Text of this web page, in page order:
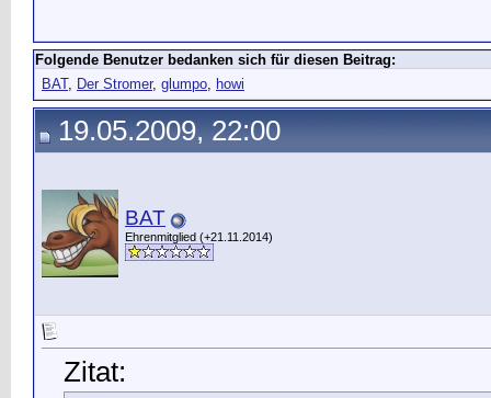
Folgende Benutzer bedanken sich für diesen Beitrag:
BAT, Der Stromer, glumpo, howi
19.05.2009, 22:00
BAT
Ehrenmitglied (+21.11.2014)
Zitat: